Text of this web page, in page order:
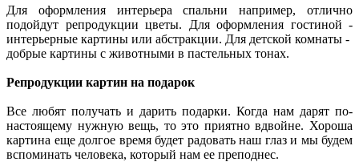
Для оформления интерьера спальни например, отлично
подойдут репродукции цветы. Для оформления гостиной -
интерьерные картины или абстракции. Для детской комнаты -
добрые картины с животными в пастельных тонах.
Репродукции картин на подарок
Все любят получать и дарить подарки. Когда нам дарят по-
настоящему нужную вещь, то это приятно вдвойне. Хороша
картина еще долгое время будет радовать наш глаз и мы будем
вспоминать человека, который нам ее преподнес.